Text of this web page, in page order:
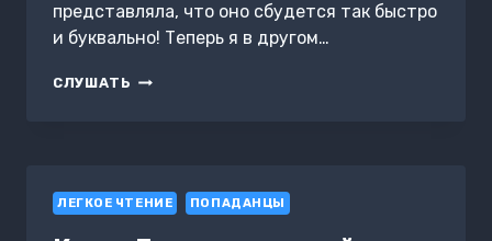
представляла, что оно сбудется так быстро
и буквально! Теперь я в другом…
СЛУШАТЬ ЗНАК
ЛЕГКОЕ ЧТЕНИЕ ПОПАДАНЦЫ